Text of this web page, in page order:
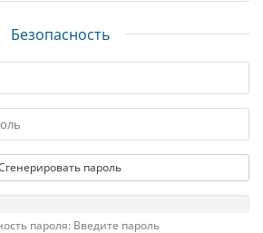
Безопасность
пароль
пароля: Введите пароль